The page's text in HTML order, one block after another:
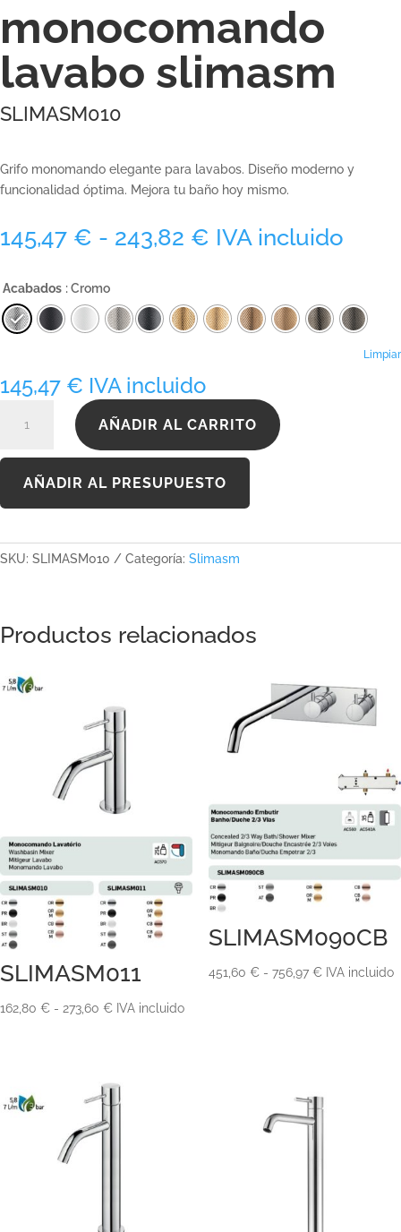
monocomando
lavabo slimasm
SLIMASM010
Grifo monomando elegante para lavabos. Diseño moderno y
funcionalidad óptima. Mejora tu baño hoy mismo.
145,47 € - 243,82 € Rango
desde
145,47 €
hasta
IVA incluido
Acabados : Cromo
Limpiar
145,47 € IVA incluido
cantidad
AÑADIR AL CARRITO
AÑADIR AL PRESUPUESTO
SKU: SLIMASM010 Categoría: Slimasm
Productos relacionados
SLIMASM011
162,80 € - 273,60 €Rango
162,80 €
IVA incluido
SLIMASM090CB
451,60 € - 756,97 €Rango
756,97 €
IVA incluido